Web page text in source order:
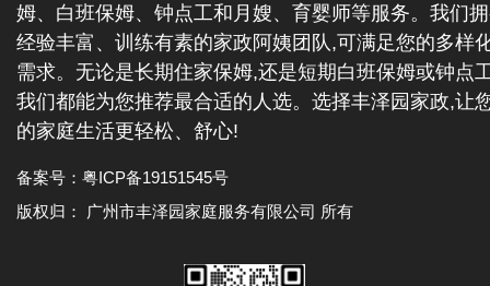
姆、白班保姆、钟点工和月嫂、育婴师等服务。我们
经验丰富、训练有素的家政阿姨团队,可满足您的多样
需求。无论是长期住家保姆,还是短期白班保姆或钟点
我们都能为您推荐最合适的人选。选择丰泽园家政,让
的家庭生活更轻松、舒心!
备案号： 粤ICP备19151545号
版权归： 广州市丰泽园家庭服务有限公司 所有